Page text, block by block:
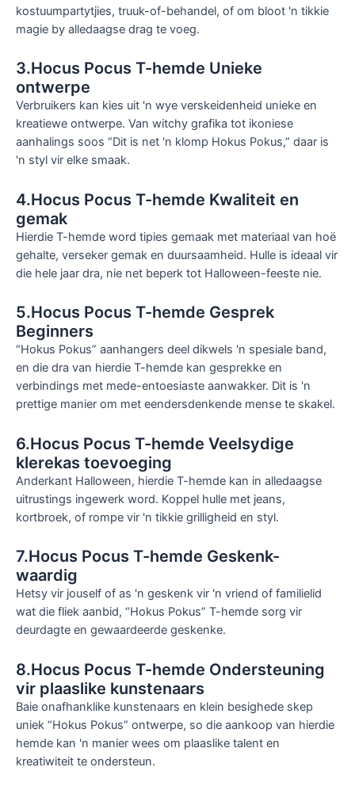
kostuumpartytjies, truuk-of-behandel, of om bloot 'n tikkie
magie by alledaagse drag te voeg.
3.Hocus Pocus T-hemde Unieke
ontwerpe
Verbruikers kan kies uit 'n wye verskeidenheid unieke en
kreatiewe ontwerpe. Van witchy grafika tot ikoniese
aanhalings soos “Dit is net 'n klomp Hokus Pokus,” daar is
'n styl vir elke smaak.
4.Hocus Pocus T-hemde Kwaliteit en
gemak
Hierdie T-hemde word tipies gemaak met materiaal van hoë
gehalte, verseker gemak en duursaamheid. Hulle is ideaal vir
die hele jaar dra, nie net beperk tot Halloween-feeste nie.
5.Hocus Pocus T-hemde Gesprek
Beginners
“Hokus Pokus” aanhangers deel dikwels 'n spesiale band,
en die dra van hierdie T-hemde kan gesprekke en
verbindings met mede-entoesiaste aanwakker. Dit is 'n
prettige manier om met eendersdenkende mense te skakel.
6.Hocus Pocus T-hemde Veelsydige
klerekas toevoeging
Anderkant Halloween, hierdie T-hemde kan in alledaagse
uitrustings ingewerk word. Koppel hulle met jeans,
kortbroek, of rompe vir 'n tikkie grilligheid en styl.
7.Hocus Pocus T-hemde Geskenk-
waardig
Hetsy vir jouself of as 'n geskenk vir 'n vriend of familielid
wat die fliek aanbid, “Hokus Pokus” T-hemde sorg vir
deurdagte en gewaardeerde geskenke.
8.Hocus Pocus T-hemde Ondersteuning
vir plaaslike kunstenaars
Baie onafhanklike kunstenaars en klein besighede skep
uniek “Hokus Pokus” ontwerpe, so die aankoop van hierdie
hemde kan 'n manier wees om plaaslike talent en
kreatiwiteit te ondersteun.